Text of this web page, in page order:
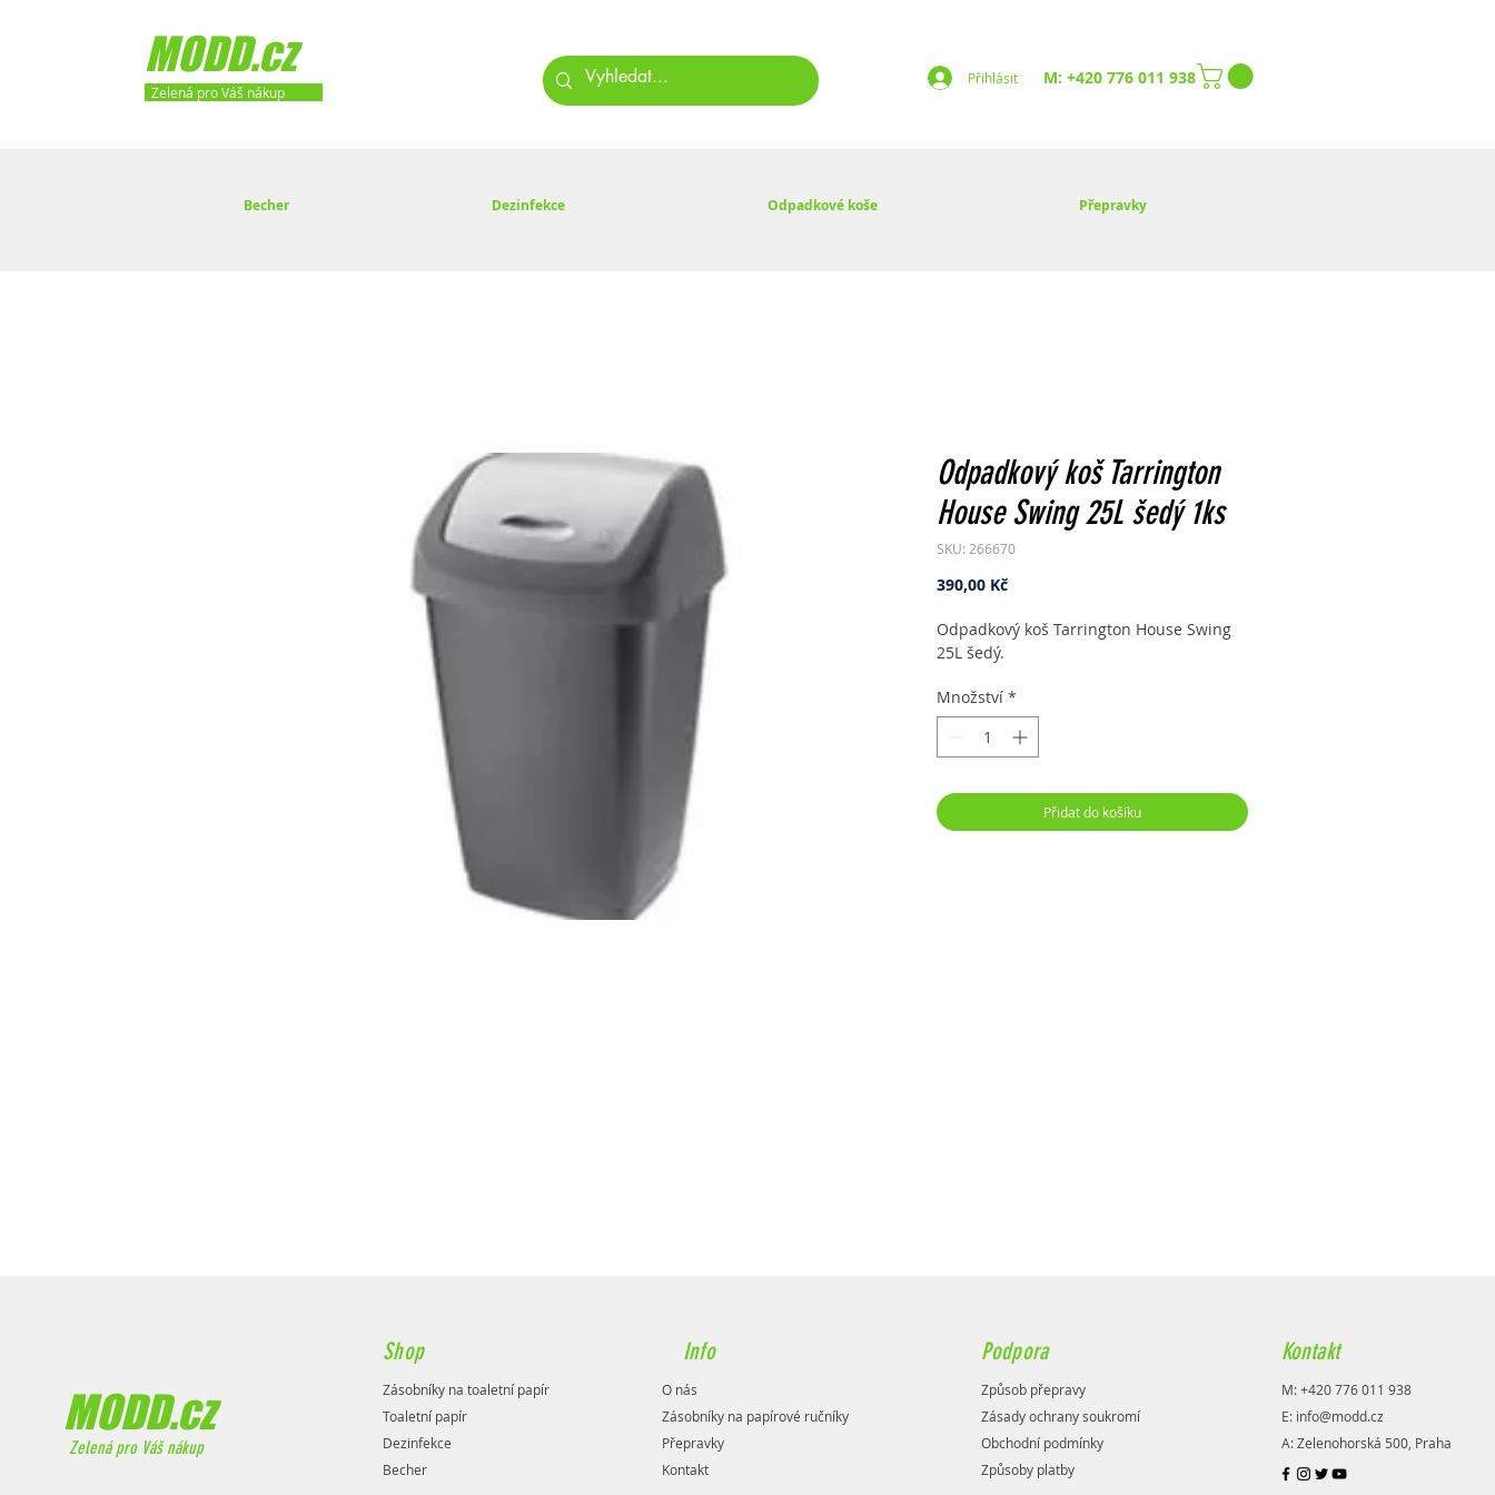
MODD.cz
Zelená pro Váš nákup
Becher Dezinfekce Odpadkové koše Přepravky
M: +420 776 011 938
Přihlásit
Odpadkový koš Tarrington
House Swing 25L šedý 1ks
SKU: 266670
390,00 KčCena
Odpadkový koš Tarrington House Swing
25L šedý.
Množství *
Přidat do košíku
Zelená pro Váš nákup
MODD.cz
Shop
Zásobníky na toaletní papír
Toaletní papír
Dezinfekce
Becher
Info
O nás
Zásobníky na papírové ručníky
Přepravky
Kontakt
Podpora
Způsob přepravy
Zásady ochrany soukromí
Obchodní podmínky
Způsoby platby
Kontakt
M: +420 776 011 938
E: info@modd.cz
A: Zelenohorská 500, Praha